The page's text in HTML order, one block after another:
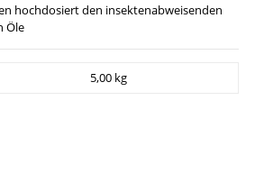
hochdosiert den insektenabweisenden
Öle
5,00 kg